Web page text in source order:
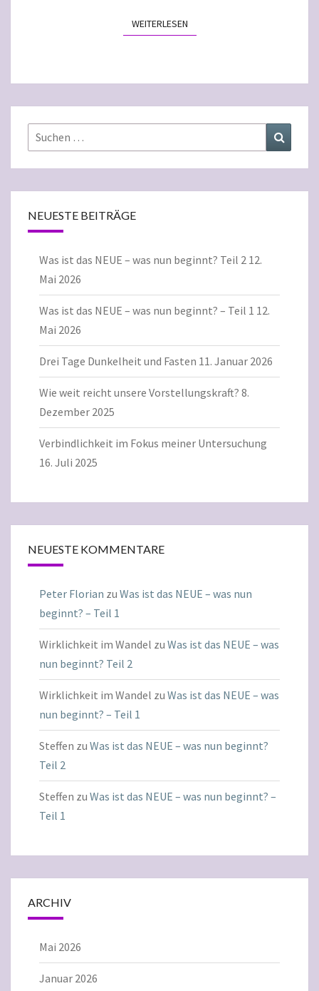
WEITERLESENWEITERLESEN
Suchen
nach:
NEUESTE BEITRÄGE
Was ist das NEUE – was nun beginnt? Teil 2 12.
Mai 2026
Was ist das NEUE – was nun beginnt? – Teil 1 12.
Mai 2026
Drei Tage Dunkelheit und Fasten 11. Januar 2026
Wie weit reicht unsere Vorstellungskraft? 8.
Dezember 2025
Verbindlichkeit im Fokus meiner Untersuchung
16. Juli 2025
NEUESTE KOMMENTARE
Peter Florian zu Was ist das NEUE – was nun
beginnt? – Teil 1
Wirklichkeit im Wandel zu Was ist das NEUE – was
nun beginnt? Teil 2
Wirklichkeit im Wandel zu Was ist das NEUE – was
nun beginnt? – Teil 1
Steffen zu Was ist das NEUE – was nun beginnt?
Teil 2
Steffen zu Was ist das NEUE – was nun beginnt? –
Teil 1
ARCHIV
Mai 2026
Januar 2026